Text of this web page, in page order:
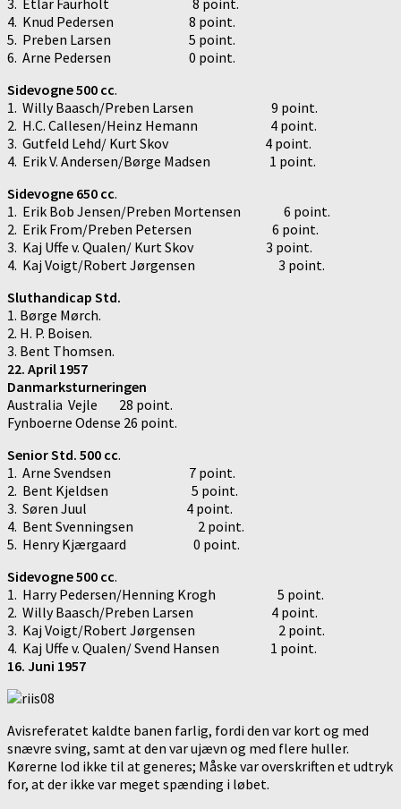
4. Knud Pedersen 8 point.
5. Preben Larsen 5 point.
6. Arne Pedersen 0 point.
Sidevogne 500 cc.
1. Willy Baasch/Preben Larsen 9 point.
2. H.C. Callesen/Heinz Hemann 4 point.
3. Gutfeld Lehd/ Kurt Skov 4 point.
4. Erik V. Andersen/Børge Madsen 1 point.
Sidevogne 650 cc.
1. Erik Bob Jensen/Preben Mortensen 6 point.
2. Erik From/Preben Petersen 6 point.
3. Kaj Uffe v. Qualen/ Kurt Skov 3 point.
4. Kaj Voigt/Robert Jørgensen 3 point.
Sluthandicap Std.
1. Børge Mørch.
2. H. P. Boisen.
3. Bent Thomsen.
22. April 1957
Danmarksturneringen
Australia Vejle 28 point.
Fynboerne Odense 26 point.
Senior Std. 500 cc.
1. Arne Svendsen 7 point.
2. Bent Kjeldsen 5 point.
3. Søren Juul 4 point.
4. Bent Svenningsen 2 point.
5. Henry Kjærgaard 0 point.
Sidevogne 500 cc.
1. Harry Pedersen/Henning Krogh 5 point.
2. Willy Baasch/Preben Larsen 4 point.
3. Kaj Voigt/Robert Jørgensen 2 point.
4. Kaj Uffe v. Qualen/ Svend Hansen 1 point.
16. Juni 1957
Avisreferatet kaldte banen farlig, fordi den var kort og med
snævre sving, samt at den var ujævn og med flere huller.
Kørerne lod ikke til at generes; Måske var overskriften et udtryk
for, at der ikke var meget spænding i løbet.